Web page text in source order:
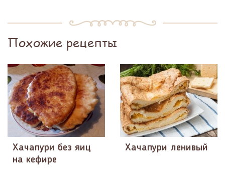
Похожие рецепты
Хачапури без яиц
на кефире
Хачапури ленивый